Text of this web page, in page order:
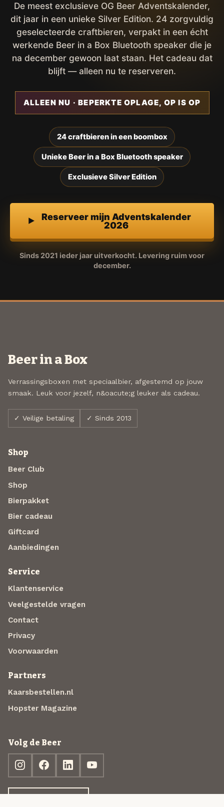
De meest exclusieve OG Beer Adventskalender,
dit jaar in een unieke Silver Edition. 24 zorgvuldig
geselecteerde craftbieren, verpakt in een écht
werkende Beer in a Box Bluetooth speaker die je
na december gewoon laat staan. Het cadeau dat
blijft — alleen nu te reserveren.
ALLEEN NU · BEPERKTE OPLAGE, OP IS OP
24 craftbieren in een boombox
Unieke Beer in a Box Bluetooth speaker
Exclusieve Silver Edition
Reserveer mijn Adventskalender
2026
Sinds 2021 ieder jaar uitverkocht. Levering ruim voor
december.
Beer in a Box
Verrassingsboxen met speciaalbier, afgestemd op jouw
smaak. Leuk voor jezelf, n&oacute;g leuker als cadeau.
✓ Veilige betaling ✓ Sinds 2013
Shop
Beer Club
Shop
Bierpakket
Bier cadeau
Giftcard
Aanbiedingen
Service
Klantenservice
Veelgestelde vragen
Contact
Privacy
Voorwaarden
Partners
Kaarsbestellen.nl
Hopster Magazine
Volg de Beer